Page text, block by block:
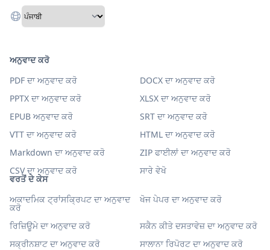
ਵਰਤੋਂ ਦੇ ਕੇਸ
ਅਕਾਦਮਿਕ ਟ੍ਰਾਂਸਕ੍ਰਿਪਟ ਦਾ ਅਨੁਵਾਦ
ਕਰੋ
ਖੋਜ ਪੇਪਰ ਦਾ ਅਨੁਵਾਦ ਕਰੋ
ਰਿਜ਼ਿਊਮੇ ਦਾ ਅਨੁਵਾਦ ਕਰੋ
ਸਕੈਨ ਕੀਤੇ ਦਸਤਾਵੇਜ਼ ਦਾ ਅਨੁਵਾਦ ਕਰੋ
ਸਕ੍ਰੀਨਸ਼ਾਟ ਦਾ ਅਨੁਵਾਦ ਕਰੋ
ਸਾਲਾਨਾ ਰਿਪੋਰਟ ਦਾ ਅਨੁਵਾਦ ਕਰੋ
ਅਨੁਵਾਦ ਕਰੋ
PDF ਦਾ ਅਨੁਵਾਦ ਕਰੋ
DOCX ਦਾ ਅਨੁਵਾਦ ਕਰੋ
PPTX ਦਾ ਅਨੁਵਾਦ ਕਰੋ
XLSX ਦਾ ਅਨੁਵਾਦ ਕਰੋ
EPUB ਅਨੁਵਾਦ ਕਰੋ
SRT ਦਾ ਅਨੁਵਾਦ ਕਰੋ
VTT ਦਾ ਅਨੁਵਾਦ ਕਰੋ
HTML ਦਾ ਅਨੁਵਾਦ ਕਰੋ
Markdown ਦਾ ਅਨੁਵਾਦ ਕਰੋ
ZIP ਫਾਈਲਾਂ ਦਾ ਅਨੁਵਾਦ ਕਰੋ
CSV ਦਾ ਅਨੁਵਾਦ ਕਰੋ
ਸਾਰੇ ਵੇਖੋ